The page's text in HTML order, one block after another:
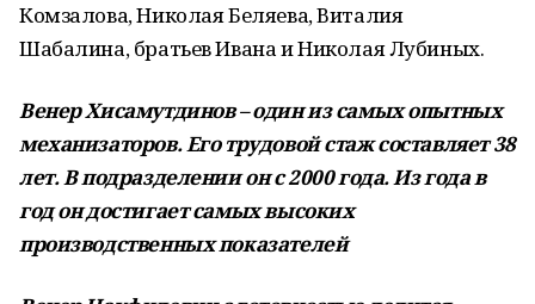
Комзалова, Николая Беляева, Виталия
Шабалина, братьев Ивана и Николая Лубиных.
Венер Хисамутдинов – один из самых опытных
механизаторов. Его трудовой стаж составляет 38
лет. В подразделении он с 2000 года. Из года в
год он достигает самых высоких
производственных показателей